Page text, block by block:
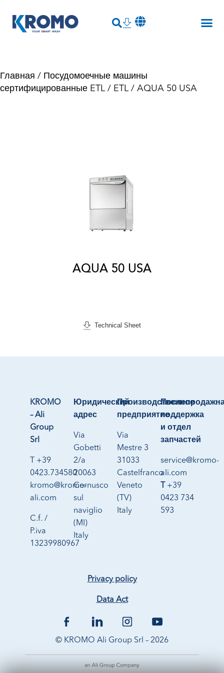
Главная / Посудомоечные машины
сертифицированные ETL / ETL / AQUA 50 USA
AQUA 50 USA
Technical Sheet
KROMO
– Ali
Group
Srl
T +39
0423.734580
kromo@kromo-
ali.com
C.f. /
P.iva
13239980967
Юридический
адрес
Via
Gobetti
2/a
20063
Cernusco
sul
naviglio
(MI)
Italy
Производственное
предприятие
Via
Mestre 3
31033
Castelfranco
Veneto
(TV)
Italy
поддержка
и отдел
запчастей
service@kromo-
ali.com
+39
0423 734
593
Privacy policy
Data Act
© KROMO Ali Group Srl – 2026